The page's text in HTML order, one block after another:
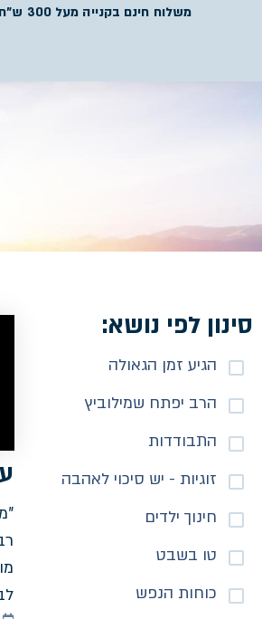
משלוח חינם בקנייה מעל 300 ש"ח!
סינון לפי נושא:
הגיע זמן הגאולה
הרב יפתח שמילוביץ
התבודדות
זוגיות - יש סיכוי לאהבה
חינוך ילדים
טו בשבט
כוחות הנפש